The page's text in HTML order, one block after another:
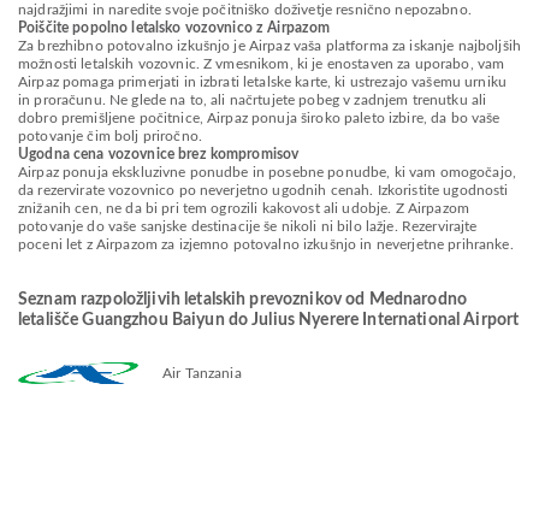
najdražjimi in naredite svoje počitniško doživetje resnično nepozabno.
Poiščite popolno letalsko vozovnico z Airpazom
Za brezhibno potovalno izkušnjo je Airpaz vaša platforma za iskanje najboljših
možnosti letalskih vozovnic. Z vmesnikom, ki je enostaven za uporabo, vam
Airpaz pomaga primerjati in izbrati letalske karte, ki ustrezajo vašemu urniku
in proračunu. Ne glede na to, ali načrtujete pobeg v zadnjem trenutku ali
dobro premišljene počitnice, Airpaz ponuja široko paleto izbire, da bo vaše
potovanje čim bolj priročno.
Ugodna cena vozovnice brez kompromisov
Airpaz ponuja ekskluzivne ponudbe in posebne ponudbe, ki vam omogočajo,
da rezervirate vozovnico po neverjetno ugodnih cenah. Izkoristite ugodnosti
znižanih cen, ne da bi pri tem ogrozili kakovost ali udobje. Z Airpazom
potovanje do vaše sanjske destinacije še nikoli ni bilo lažje. Rezervirajte
poceni let z Airpazom za izjemno potovalno izkušnjo in neverjetne prihranke.
Seznam razpoložljivih letalskih prevoznikov od Mednarodno
letališče Guangzhou Baiyun do Julius Nyerere International Airport
Air Tanzania